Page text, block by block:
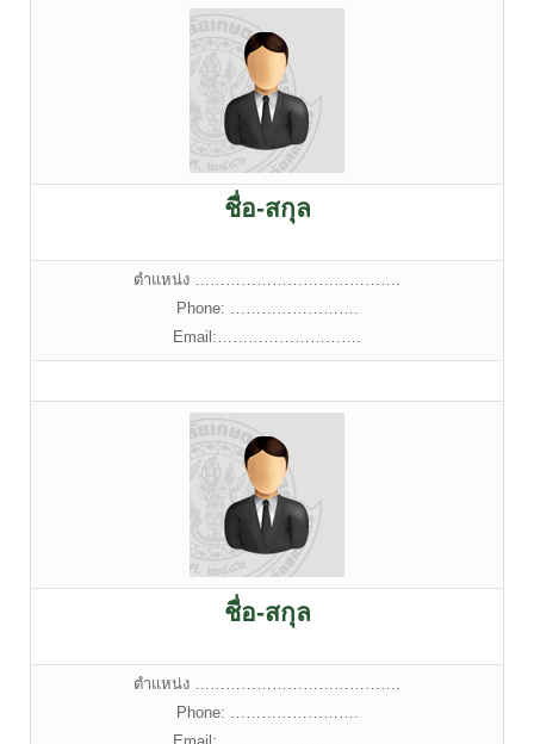
ชื่อ-สกุล
ตำแหน่ง ………………………………….
Phone: …………………….
Email:……………………….
ชื่อ-สกุล
ตำแหน่ง ………………………………….
Phone: …………………….